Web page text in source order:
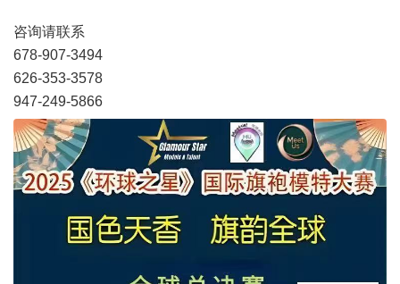
咨询请联系
678-907-3494
626-353-3578
947-249-5866